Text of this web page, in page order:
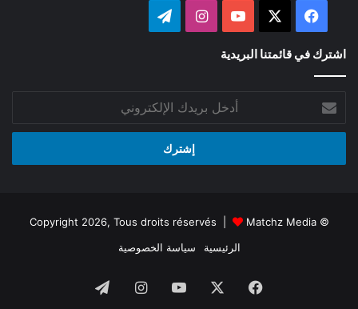
فيسبوك ‫YouTubeانستقرام
اشترك في قائمتنا البريدية
بريدك
الإلكتروني
© Copyright 2026, Tous droits réservés |
Matchz Media
الرئيسية
سياسة الخصوصية
فيسبوك ‫YouTubeانستقرام